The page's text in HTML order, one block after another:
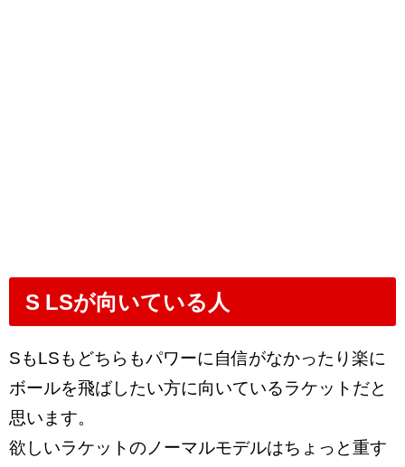
S LSが向いている人
SもLSもどちらもパワーに自信がなかったり楽に
ボールを飛ばしたい方に向いているラケットだと
思います。
欲しいラケットのノーマルモデルはちょっと重す